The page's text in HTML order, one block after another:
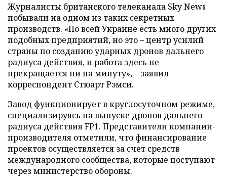
Журналисты британского телеканала Sky News
побывали на одном из таких секретных
производств. «По всей Украине есть много других
подобных предприятий, но это – центр усилий
страны по созданию ударных дронов дальнего
радиуса действия, и работа здесь не
прекращается ни на минуту», – заявил
корреспондент Стюарт Рэмси.
Завод функционирует в круглосуточном режиме,
специализируясь на выпуске дронов дальнего
радиуса действия FP1. Представители компании-
производителя отметили, что финансирование
проектов осуществляется за счет средств
международного сообщества, которые поступают
через министерство обороны.